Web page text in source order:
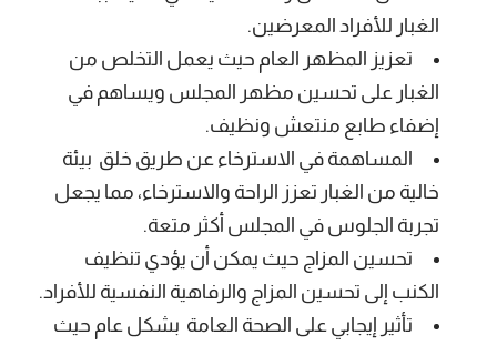
الغبار للأفراد المعرضين.
تعزيز المظهر العام حيث يعمل التخلص من
الغبار على تحسين مظهر المجلس ويساهم في
إضفاء طابع منتعش ونظيف.
المساهمة في الاسترخاء عن طريق خلق بيئة
خالية من الغبار تعزز الراحة والاسترخاء، مما يجعل
تجربة الجلوس في المجلس أكثر متعة.
تحسين المزاج حيث يمكن أن يؤدي تنظيف
الكنب إلى تحسين المزاج والرفاهية النفسية للأفراد.
تأثير إيجابي على الصحة العامة بشكل عام حيث